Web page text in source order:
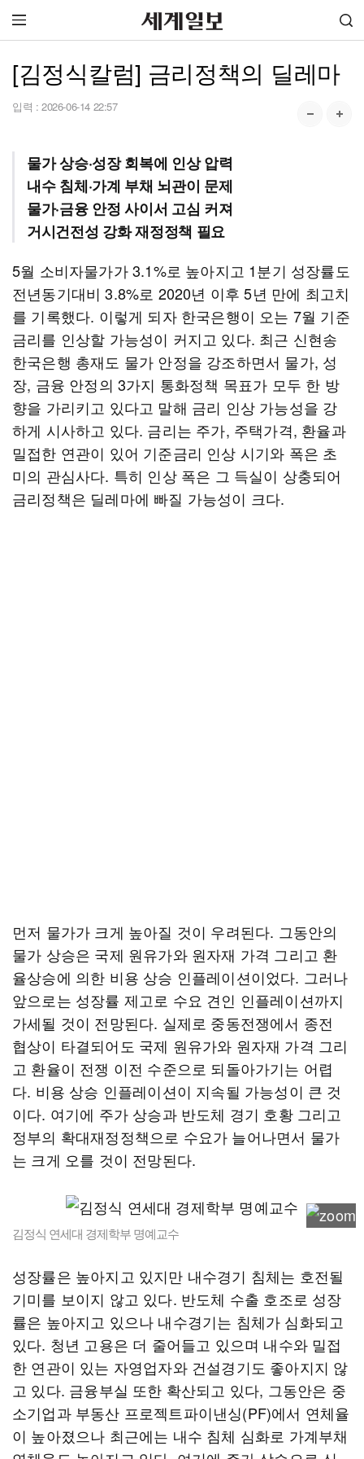
[김정식칼럼] 금리정책의 딜레마
입력 : 2026-06-14 22:57
물가 상승·성장 회복에 인상 압력
내수 침체·가계 부채 뇌관이 문제
물가·금융 안정 사이서 고심 커져
거시건전성 강화 재정정책 필요
5월 소비자물가가 3.1%로 높아지고 1분기 성장률도
전년동기대비 3.8%로 2020년 이후 5년 만에 최고치
를 기록했다. 이렇게 되자 한국은행이 오는 7월 기준
금리를 인상할 가능성이 커지고 있다. 최근 신현송
한국은행 총재도 물가 안정을 강조하면서 물가, 성
장, 금융 안정의 3가지 통화정책 목표가 모두 한 방
향을 가리키고 있다고 말해 금리 인상 가능성을 강
하게 시사하고 있다. 금리는 주가, 주택가격, 환율과
밀접한 연관이 있어 기준금리 인상 시기와 폭은 초
미의 관심사다. 특히 인상 폭은 그 득실이 상충되어
금리정책은 딜레마에 빠질 가능성이 크다.
먼저 물가가 크게 높아질 것이 우려된다. 그동안의
물가 상승은 국제 원유가와 원자재 가격 그리고 환
율상승에 의한 비용 상승 인플레이션이었다. 그러나
앞으로는 성장률 제고로 수요 견인 인플레이션까지
가세될 것이 전망된다. 실제로 중동전쟁에서 종전
협상이 타결되어도 국제 원유가와 원자재 가격 그리
고 환율이 전쟁 이전 수준으로 되돌아가기는 어렵
다. 비용 상승 인플레이션이 지속될 가능성이 큰 것
이다. 여기에 주가 상승과 반도체 경기 호황 그리고
정부의 확대재정정책으로 수요가 늘어나면서 물가
는 크게 오를 것이 전망된다.
김정식 연세대 경제학부 명예교수
성장률은 높아지고 있지만 내수경기 침체는 호전될
기미를 보이지 않고 있다. 반도체 수출 호조로 성장
률은 높아지고 있으나 내수경기는 침체가 심화되고
있다. 청년 고용은 더 줄어들고 있으며 내수와 밀접
한 연관이 있는 자영업자와 건설경기도 좋아지지 않
고 있다. 금융부실 또한 확산되고 있다, 그동안은 중
소기업과 부동산 프로젝트파이낸싱(PF)에서 연체율
이 높아졌으나 최근에는 내수 침체 심화로 가계부채